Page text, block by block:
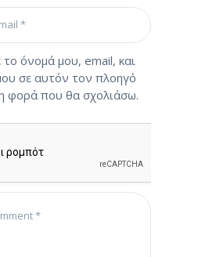
όνομά μου, email, και
σε αυτόν τον πλοηγό
φορά που θα σχολιάσω.